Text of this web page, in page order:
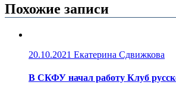
Похожие записи
20.10.2021 Екатерина Сдвижкова
В СКФУ начал работу Клуб